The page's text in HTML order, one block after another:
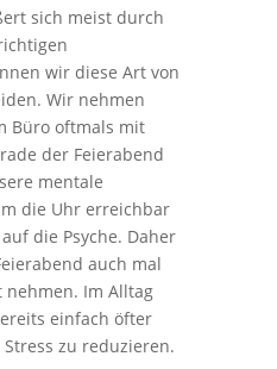
sich meist durch
wir diese Art von
Wir nehmen
Büro oftmals mit
der Feierabend
mentale
die Uhr erreichbar
die Psyche. Daher
auch mal
Im Alltag
einfach öfter
Stress zu reduzieren.